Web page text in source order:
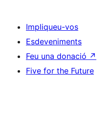
Impliqueu-vos
Esdeveniments
Feu una donació ↗
Five for the Future